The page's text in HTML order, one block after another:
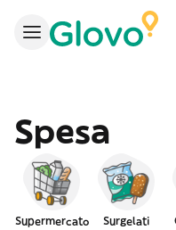
Spesa
Supermercato Surgelati